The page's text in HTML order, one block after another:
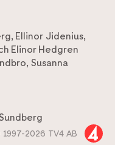
, Ellinor Jidenius,
Elinor Hedgren
, Susanna
2026 TV4 AB